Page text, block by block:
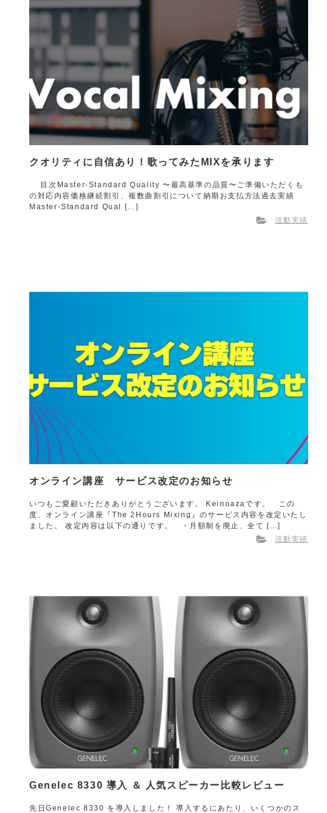
クオリティに自信あり！歌ってみたMIXを承ります
目次Master-Standard Quality 〜最高基準の品質〜ご準備いただくも
の対応内容価格継続割引、複数曲割引について納期お支払方法過去実績
Master-Standard Qual […]
活動実績
オンライン講座 サービス改定のお知らせ
いつもご愛顧いただきありがとうございます。 Keinoazaです。 この
度、オンライン講座『The 2Hours Mixing』のサービス内容を改定いたし
ました。 改定内容は以下の通りです。 ・月額制を廃止、全て […]
活動実績
Genelec 8330 導入 ＆ 人気スピーカー比較レビュー
先日Genelec 8330 を導入しました！ 導入するにあたり、いくつかのス